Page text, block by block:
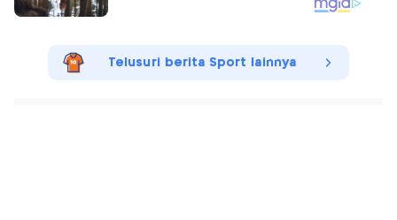
Telusuri berita Sport lainnya